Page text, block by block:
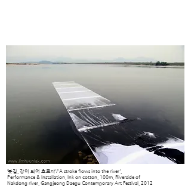
‘붓길, 강이 되어 흐르다’/'A stroke flows into the river',
Performance & Installation, Ink on cotton, 100m, Riverside of
Nakdong river, Gangjeong Daegu Contemporary Art Festival, 2012